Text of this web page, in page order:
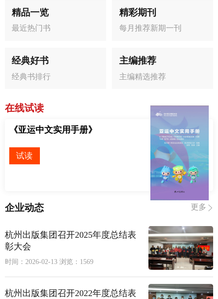
精品一览
最近热门书
精彩期刊
每月推荐新期一刊
经典好书
经典书排行
主编推荐
主编精选推荐
在线试读
《亚运中文实用手册》
试读
企业动态 更多
杭州出版集团召开2025年度总结表
彰大会
时间：2026-02-13 浏览：1569
杭州出版集团召开2022年度总结表